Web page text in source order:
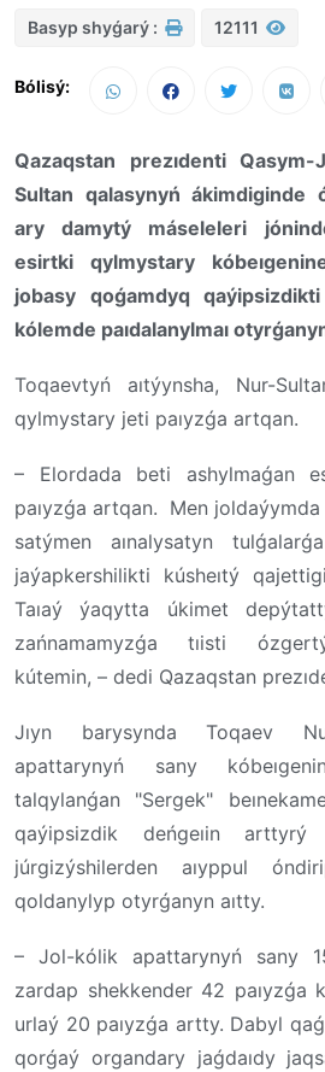
Basyp shyǵarý : 12111
Bólisý:
Qazaqstan prezıdenti
Sultan qalasynyń ákimdiginde
ary damytý máseleleri
esirtki qylmystary
jobasy qoǵamdyq
kólemde paıdalanylmaı
Toqaevtyń aıtýynsha, Nur-
qylmystary jeti paıyzǵa artqan.
– Elordada beti ashylmaǵan
paıyzǵa artqan. Men
satýmen aınalysatyn
jaýapkershilikti kúsheıtý
Taıaý ýaqytta úkimet
zańnamamyzǵa tıisti
kútemin, – dedi Qazaqstan
Jıyn barysynda Toqaev
apattarynyń sany
talqylanǵan "Sergek"
qaýipsizdik deńgeıin
júrgizýshilerden aıyppul
qoldanylyp otyrǵanyn aıtty.
– Jol-kólik apattarynyń sany
zardap shekkender 42 paıyzǵa
urlaý 20 paıyzǵa artty. Dabyl
qorǵaý organdary jaǵdaıdy